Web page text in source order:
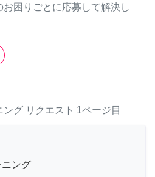
困りごとに応募して解決し
ング リクエスト 1ページ目
ニング